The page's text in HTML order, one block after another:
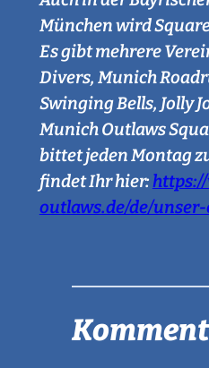
München wird
Es gibt mehrere
Divers, Munich
Swinging Bells, Jolly
Munich Outlaws
bittet jeden Montag
findet Ihr hier:
outlaws.de/de/